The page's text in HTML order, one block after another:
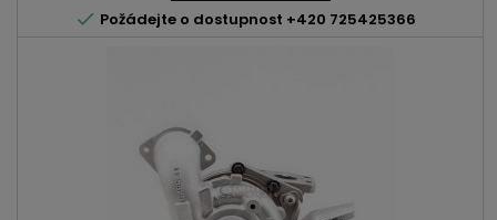
 Požádejte o dostupnost +420 725425366